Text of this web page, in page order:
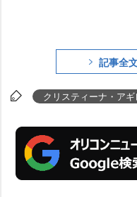
記事全
クリスティーナ・アギ